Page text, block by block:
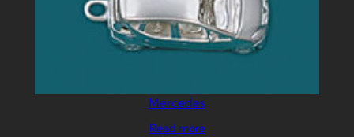
Mercedes
Read more